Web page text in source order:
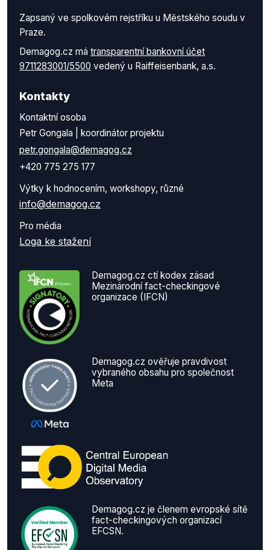
Zapsaný ve spolkovém rejstříku u Městského soudu v
Praze.
Demagog.cz má transparentní bankovní účet
9711283001/5500 vedený u Raiffeisenbank, a.s.
Kontakty
Kontaktní osoba
Petr Gongala | koordinátor projektu
petr.gongala@demagog.cz
+420 775 275 177
Výtky k hodnocením, workshopy, různé
info@demagog.cz
Pro média
Loga ke stažení
Demagog.cz ctí kodex zásad
Mezinárodní fact-checkingové
organizace (IFCN)
Demagog.cz ověřuje pravdivost
vybraného obsahu pro společnost
Meta
Demagog.cz je členem evropské sítě
fact-checkingových organizací
EFCSN.